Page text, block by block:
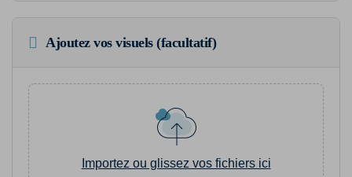
Ajoutez vos visuels (facultatif)
Importez ou glissez vos fichiers ici